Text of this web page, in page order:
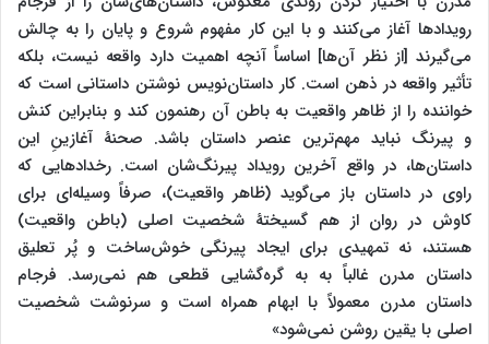
رویدادها آغاز می‌کنند و با این کار مفهوم شروع و پایان را به چالش
می‌گیرند [از نظر آن‌ها] اساساً آنچه اهمیت دارد واقعه نیست، بلکه
تأثیر واقعه در ذهن است. کار داستان‌نویس نوشتن داستانی است که
خواننده را از ظاهر واقعیت به باطن آن رهنمون کند و بنابراین کنش
و پیرنگ نباید مهم‌ترین عنصر داستان باشد. صحنۀ آغازینِ این
داستان‌ها، در واقع آخرین رویداد پیرنگ‌شان است. رخدادهایی که
راوی در داستان باز می‌گوید (ظاهر واقعیت)، صرفاً وسیله‌ای برای
کاوش در روان از هم گسیختۀ شخصیت اصلی (باطن واقعیت)
هستند، نه تمهیدی برای ایجاد پیرنگی خوش‌ساخت و پُر تعلیق
داستان مدرن غالباً به به گره‌گشایی قطعی هم نمی‌رسد. فرجام
داستان مدرن معمولاً با ابهام همراه است و سرنوشت شخصیت
اصلی با یقین روشن نمی‌شود»